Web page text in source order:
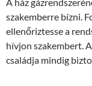
szakemberre bízni.
ellenőriztesse a
hívjon szakembert.
családja mindig